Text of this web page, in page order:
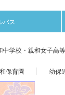
バス
中学校・親和女子高
保育園 幼保